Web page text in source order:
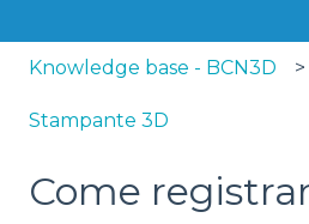
Knowledge base - BCN3D
Stampante 3D
Come